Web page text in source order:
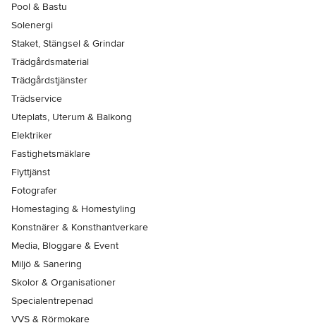
Pool & Bastu
Solenergi
Staket, Stängsel & Grindar
Trädgårdsmaterial
Trädgårdstjänster
Trädservice
Uteplats, Uterum & Balkong
Elektriker
Fastighetsmäklare
Flyttjänst
Fotografer
Homestaging & Homestyling
Konstnärer & Konsthantverkare
Media, Bloggare & Event
Miljö & Sanering
Skolor & Organisationer
Specialentrepenad
VVS & Rörmokare